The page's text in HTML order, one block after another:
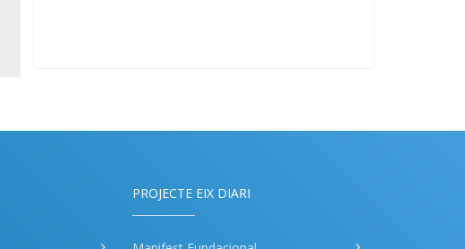
PROJECTE EIX DIARI